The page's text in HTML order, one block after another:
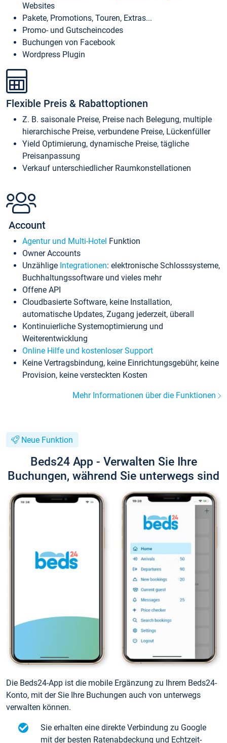
Websites
Pakete, Promotions, Touren, Extras...
Promo- und Gutscheincodes
Buchungen von Facebook
Wordpress Plugin
Flexible Preis & Rabattoptionen
Z. B. saisonale Preise, Preise nach Belegung, multiple
hierarchische Preise, verbundene Preise, Lückenfüller
Yield Optimierung, dynamische Preise, tägliche
Preisanpassung
Verkauf unterschiedlicher Raumkonstellationen
Account
Agentur und Multi-Hotel Funktion
Owner Accounts
Unzählige Integrationen: elektronische Schlosssysteme,
Buchhaltungssoftware und vieles mehr
Offene API
Cloudbasierte Software, keine Installation,
automatische Updates, Zugang jederzeit, überall
Kontinuierliche Systemoptimierung und
Weiterentwicklung
Online Hilfe und kostenloser Support
Keine Vertragsbindung, keine Einrichtungsgebühr, keine
Provision, keine versteckten Kosten
Mehr Informationen über die Funktionen
Neue Funktion
Beds24 App - Verwalten Sie Ihre
Buchungen, während Sie unterwegs sind
Die Beds24-App ist die mobile Ergänzung zu Ihrem Beds24-
Konto, mit der Sie Ihre Buchungen auch von unterwegs
verwalten können.
Sie erhalten eine direkte Verbindung zu Google
mit der besten Ratenabdeckung und Echtzeit-